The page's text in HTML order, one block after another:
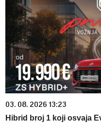
03. 08. 2026 13:23
Hibrid broj 1 koji osvaja